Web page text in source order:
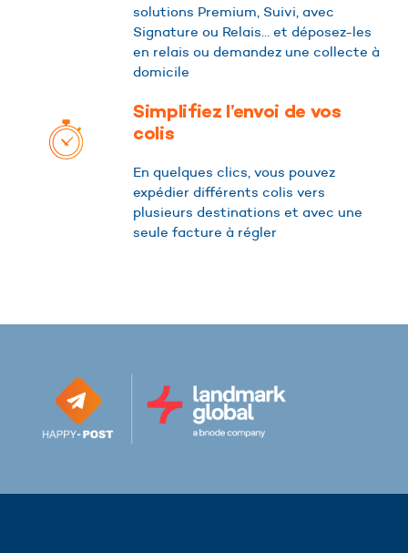
solutions Premium, Suivi, avec
Signature ou Relais… et déposez-les
en relais ou demandez une collecte à
domicile
Simplifiez l’envoi de vos
colis
En quelques clics, vous pouvez
expédier différents colis vers
plusieurs destinations et avec une
seule facture à régler